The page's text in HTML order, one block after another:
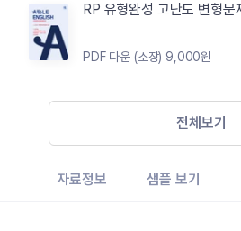
RP 유형완성 고난도 변형
PDF 다운 (소장) 9,000원
전체보기
자료정보 샘플 보기